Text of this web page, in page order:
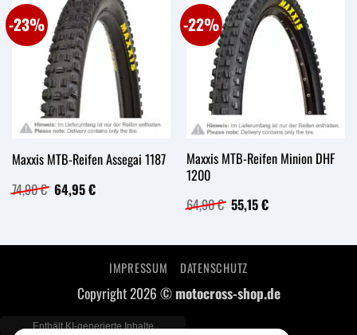
-23%
Maxxis MTB-Reifen Assegai 1187
74,90€ Ursprünglicher
Preis
64,95€Aktueller
Preis
-22%
Maxxis MTB-Reifen Minion DHF
1200
64,90€ Ursprünglicher
Preis
64,90 €
55,15€Aktueller
55,15 €.
IMPRESSUM DATENSCHUTZ
Copyright 2026 ©motocross-shop.de